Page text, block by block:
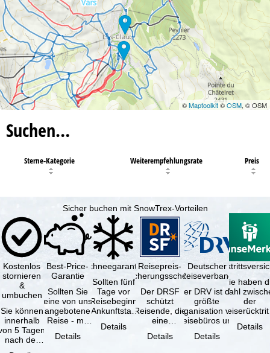
©Maptoolkit©OSM, © OSM
Suchen…
Sterne-Kategorie Weiterempfehlungsrate Preis
Sicher buchen mit SnowTrex-Vorteilen
Kostenlos
stornieren
&
umbuchen
Sie können
innerhalb
5 Tagen
nach der
Best-Price-
Garantie
Sollten Sie
eine von uns
angebotene
Reise - mit
Leistung und
Details
Schneegarantie
Sollten fünf
Tage vor
Reisebeginn
(Ankunftstag)
aufgrund von
Schneemangel
Details
Reisepreis-
Sicherungsschein
Der DRSF
schützt
Reisende, die
eine
oder
Details
Deutscher
Reiseverband
Der DRV ist die
größte
Organisation von
Reisebüros und
Reiseveranstaltern
in …
Details
Sie haben
Wahl
der
(inklusive
Details